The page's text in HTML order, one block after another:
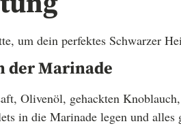
um dein perfektes Schwarzer
der Marinade
Olivenöl, gehackten
in die Marinade legen und